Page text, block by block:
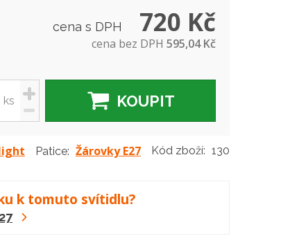
cena s DPH 720 Kč
cena bez DPH 595,04 Kč
ks
+
-
KOUPIT
Patice: Žárovky E27 Kód zboží: 130
k tomuto svítidlu?